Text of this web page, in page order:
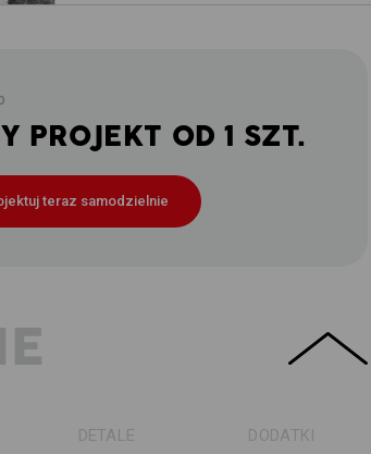
PROJEKT OD 1 SZT.
teraz samodzielnie
DETALE DODATKI